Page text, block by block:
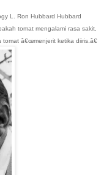
L. Ron Hubbard Hubbard
tomat mengalami rasa sakit,
â€œmenjerit ketika diiris.â€